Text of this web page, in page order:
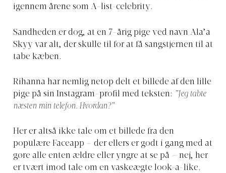
igennem årene som A-list-celebrity.
Sandheden er dog, at en 7-årig pige ved navn Ala’a
Skyy var alt, der skulle til for at få sangstjernen til at
tabe kæben.
Rihanna har nemlig netop delt et billede af den lille
pige på sin Instagram-profil med teksten: ”Jeg tabte
næsten min telefon. Hvordan?”
Her er altså ikke tale om et billede fra den
populære Faceapp – der ellers er godt i gang med at
gøre alle enten ældre eller yngre at se på – nej, her
er tvært imod tale om en vaskeægte look-a-like.